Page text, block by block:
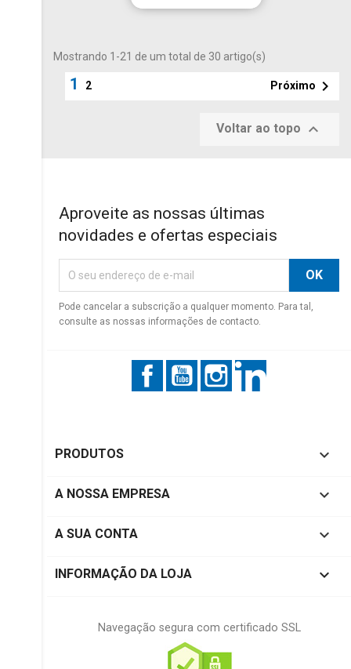
Mostrando 1-21 de um total de 30 artigo(s)
1 2 Próximo 
Voltar ao topo 
Aproveite as nossas últimas
novidades e ofertas especiais
Pode cancelar a subscrição a qualquer momento. Para tal,
consulte as nossas informações de contacto.
FacebookYouTubeInstagram
PRODUTOS 
A NOSSA EMPRESA 
A SUA CONTA 
INFORMAÇÃO DA LOJA keyboard_arrow_down
Navegação segura com certificado SSL